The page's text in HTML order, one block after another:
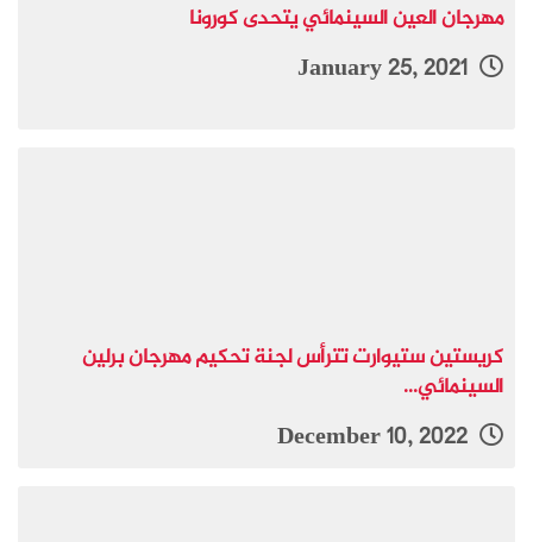
مهرجان العين السينمائي يتحدى كورونا
كريستين ستيوارت تترأس لجنة تحكيم مهرجان برلين
السينمائي...